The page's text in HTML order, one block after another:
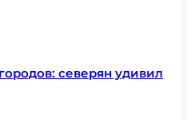
северян удивил